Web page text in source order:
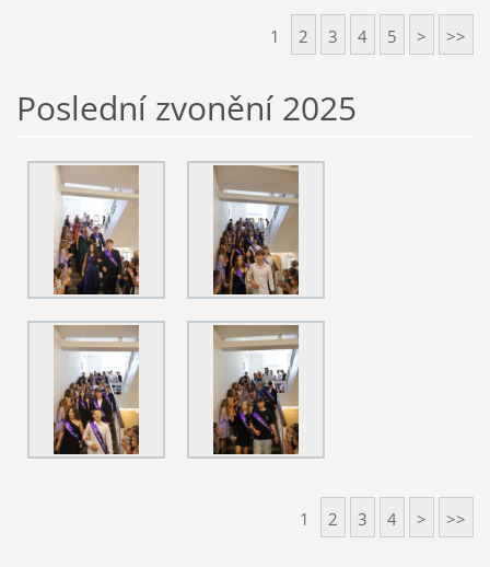
1 2 3 4 5 > >>
Poslední zvonění 2025
1 2 3 4 > >>